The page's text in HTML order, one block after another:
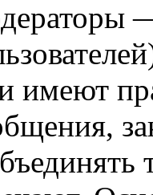
имеют